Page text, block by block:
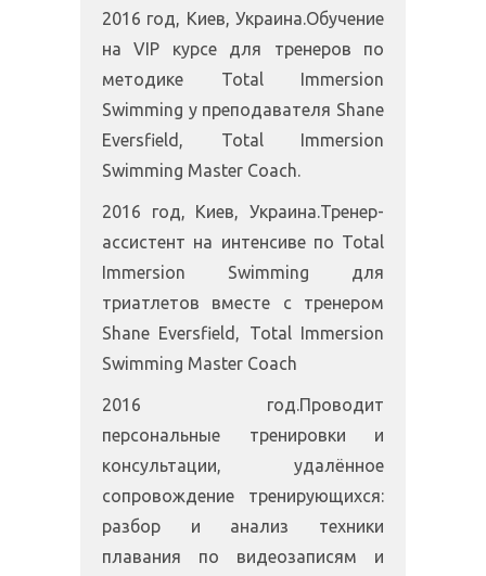
2016 год, Киев, Украина.Обучение
на VIP курсе для тренеров по
методике Total Immersion
Swimming у преподавателя Shane
Eversfield, Total Immersion
Swimming Master Coach.
2016 год, Киев, Украина.Тренер-
ассистент на интенсиве по Total
Immersion Swimming для
триатлетов вместе с тренером
Shane Eversfield, Total Immersion
Swimming Master Coach
2016 год.Проводит
персональные тренировки и
консультации, удалённое
сопровождение тренирующихся:
разбор и анализ техники
плавания по видеозаписям и